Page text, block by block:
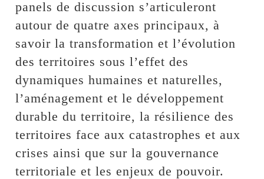
panels de discussion s’articuleront
autour de quatre axes principaux, à
savoir la transformation et l’évolution
des territoires sous l’effet des
dynamiques humaines et naturelles,
l’aménagement et le développement
durable du territoire, la résilience des
territoires face aux catastrophes et aux
crises ainsi que sur la gouvernance
territoriale et les enjeux de pouvoir.